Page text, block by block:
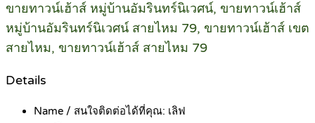
ขายทาวน์เฮ้าส์ หมู่บ้านอัมรินทร์นิเวศน์, ขายทาวน์เฮ้าส์
หมู่บ้านอัมรินทร์นิเวศน์ สายไหม 79, ขายทาวน์เฮ้าส์ เขต
สายไหม, ขายทาวน์เฮ้าส์ สายไหม 79
Details
Name / สนใจติดต่อได้ที่คุณ: เลิฟ